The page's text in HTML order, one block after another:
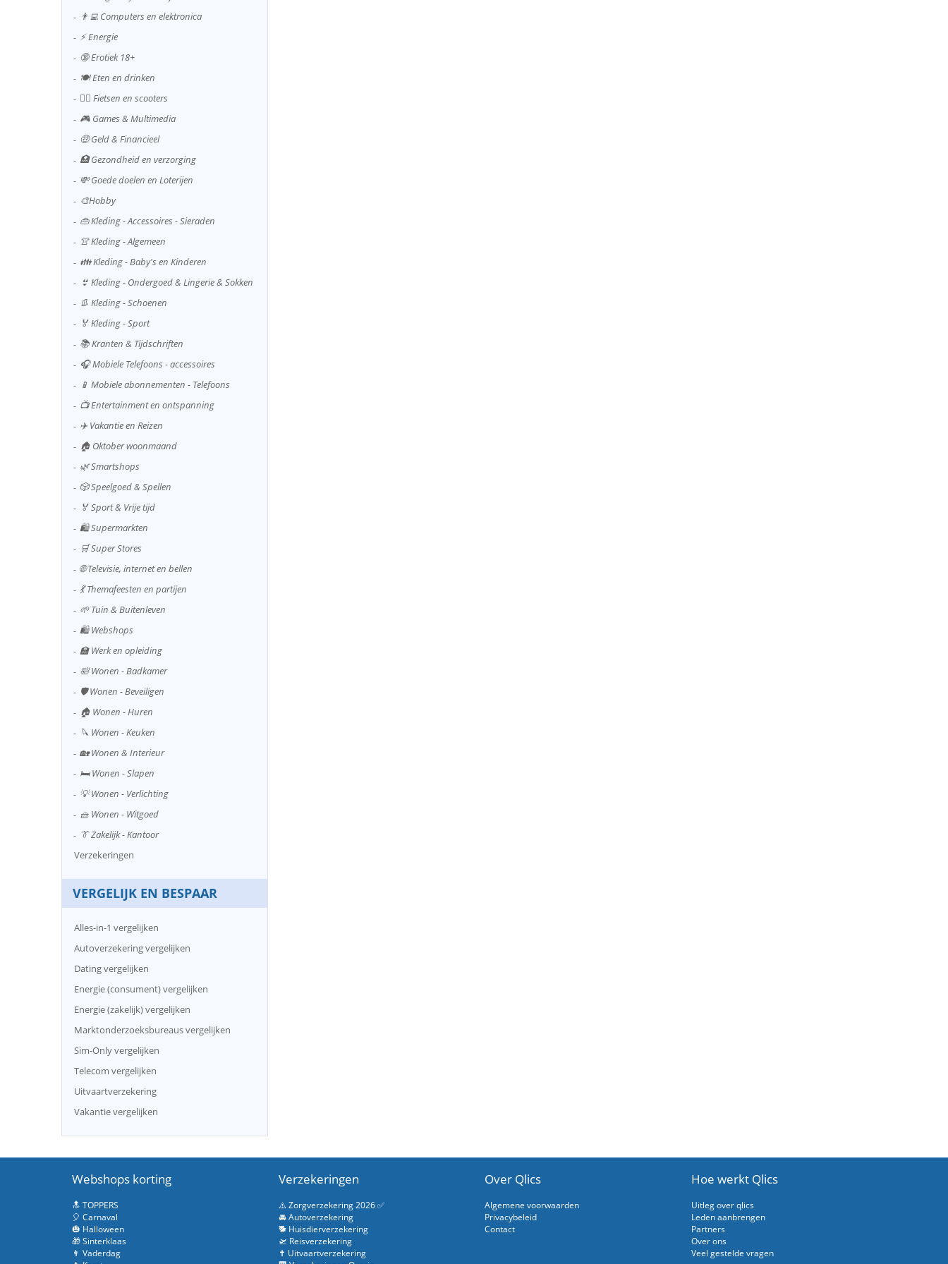
👨‍💻 Computers en elektronica
⚡ Energie
🔞 Erotiek 18+
🍽️ Eten en drinken
🚴‍♂️ Fietsen en scooters
🎮 Games & Multimedia
🤑 Geld & Financieel
🏥 Gezondheid en verzorging
💸 Goede doelen en Loterijen
🎨Hobby
👜 Kleding - Accessoires - Sieraden
👚 Kleding - Algemeen
👪 Kleding - Baby's en Kinderen
👙 Kleding - Ondergoed & Lingerie & Sokken
👢 Kleding - Schoenen
🏅 Kleding - Sport
📚 Kranten & Tijdschriften
🎧 Mobiele Telefoons - accessoires
📱 Mobiele abonnementen - Telefoons
📺 Entertainment en ontspanning
✈️ Vakantie en Reizen
🏠 Oktober woonmaand
🌿 Smartshops
🎲 Speelgoed & Spellen
🏅 Sport & Vrije tijd
🛍️ Supermarkten
🛒 Super Stores
🌐 Televisie, internet en bellen
💃 Themafeesten en partijen
🌱 Tuin & Buitenleven
🛍️ Webshops
🏫 Werk en opleiding
🛀 Wonen - Badkamer
🛡️ Wonen - Beveiligen
🏠 Wonen - Huren
🔪 Wonen - Keuken
🏡 Wonen & Interieur
🛏️ Wonen - Slapen
💡 Wonen - Verlichting
🧺 Wonen - Witgoed
👔 Zakelijk - Kantoor
Verzekeringen
VERGELIJK EN BESPAAR
Alles-in-1 vergelijken
Autoverzekering vergelijken
Dating vergelijken
Energie (consument) vergelijken
Energie (zakelijk) vergelijken
Marktonderzoeksbureaus vergelijken
Sim-Only vergelijken
Telecom vergelijken
Uitvaartverzekering
Vakantie vergelijken
Webshops korting
🔝 TOPPERS
🎈 Carnaval
🎃 Halloween
🎁 Sinterklaas
👨 Vaderdag
Verzekeringen
⚠️ Zorgverzekering 2026 ✅
🚘 Autoverzekering
🐕 Huisdierverzekering
🛫 Reisverzekering
✝️ Uitvaartverzekering
Over Qlics
Algemene voorwaarden
Privacybeleid
Contact
Hoe werkt Qlics
Uitleg over qlics
Leden aanbrengen
Partners
Over ons
Veel gestelde vragen